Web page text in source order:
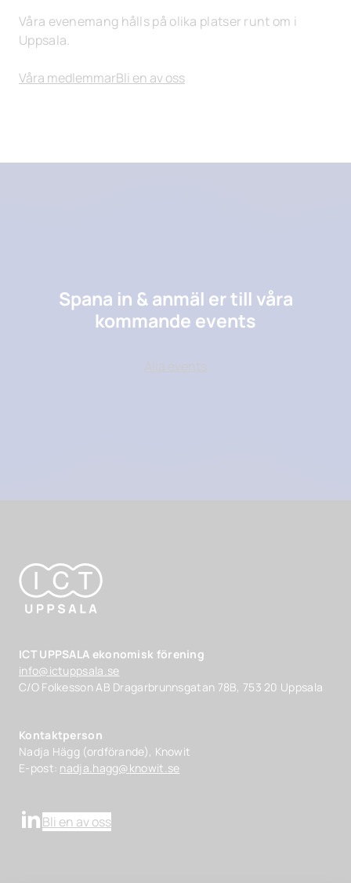
Våra evenemang hålls på olika platser runt om i
Uppsala.
Våra medlemmarBli en av oss
Spana in & anmäl er till våra
kommande events
Alla events
ICT UPPSALA ekonomisk förening
info@ictuppsala.se
C/O Folkesson AB Dragarbrunnsgatan 78B, 753 20 Uppsala
Kontaktperson
Nadja Hägg (ordförande), Knowit
E-post: nadja.hagg@knowit.se
Bli en av oss